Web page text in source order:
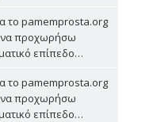
το pamemprosta.org
να προχωρήσω
επίπεδο…
το pamemprosta.org
να προχωρήσω
επίπεδο…